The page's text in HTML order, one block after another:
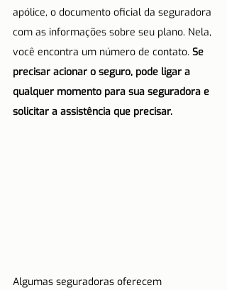
apólice, o documento oficial da seguradora
com as informações sobre seu plano. Nela,
você encontra um número de contato. Se
precisar acionar o seguro, pode ligar a
qualquer momento para sua seguradora e
solicitar a assistência que precisar.
Algumas seguradoras oferecem